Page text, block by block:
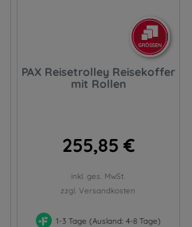
PAX Reisetrolley Reisekoffer
mit Rollen
255,85 €
inkl. ges. MwSt.
zzgl. Versandkosten
1-3 Tage (Ausland: 4-8 Tage)